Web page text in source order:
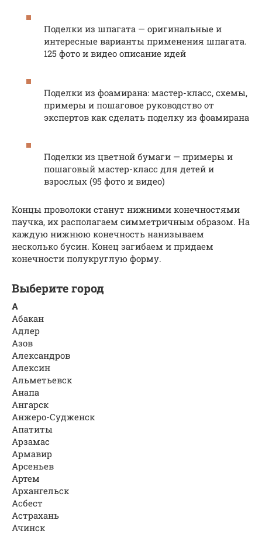
Поделки из шпагата — оригинальные и
интересные варианты применения шпагата.
125 фото и видео описание идей
Поделки из фоамирана: мастер-класс, схемы,
примеры и пошаговое руководство от
экспертов как сделать поделку из фоамирана
Поделки из цветной бумаги — примеры и
пошаговый мастер-класс для детей и
взрослых (95 фото и видео)
Концы проволоки станут нижними конечностями
паучка, их располагаем симметричным образом. На
каждую нижнюю конечность нанизываем
несколько бусин. Конец загибаем и придаем
конечности полукруглую форму.
Выберите город
А
Абакан
Адлер
Азов
Александров
Алексин
Альметьевск
Анапа
Ангарск
Анжеро-Судженск
Апатиты
Арзамас
Армавир
Арсеньев
Артем
Архангельск
Асбест
Астрахань
Ачинск